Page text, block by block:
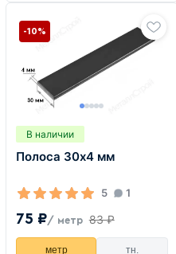
В наличии
Полоса 30х4 мм
5 1
75 ₽/ метр 83 ₽
-10%
метр тн.